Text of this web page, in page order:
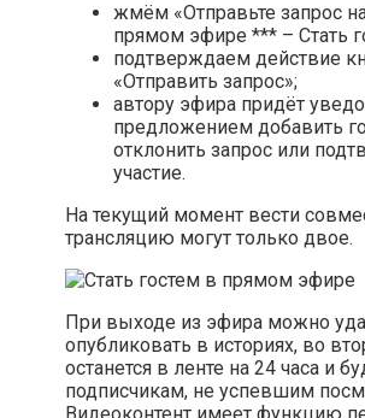
жмём «Отправьте запрос
прямом эфире *** – Стать
подтверждаем действие
«Отправить запрос»;
автору эфира придёт
предложением добавить
отклонить запрос или
участие.
На текущий момент вести
трансляцию могут только двое.
При выходе из эфира можно
опубликовать в историях, во
останется в ленте на 24 часа и
подписчикам, не успевшим